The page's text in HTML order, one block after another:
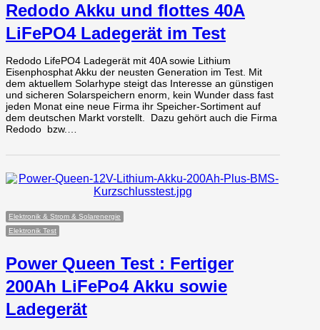
Redodo Akku und flottes 40A
LiFePO4 Ladegerät im Test
Redodo LifePO4 Ladegerät mit 40A sowie Lithium
Eisenphosphat Akku der neusten Generation im Test. Mit
dem aktuellem Solarhype steigt das Interesse an günstigen
und sicheren Solarspeichern enorm, kein Wunder dass fast
jeden Monat eine neue Firma ihr Speicher-Sortiment auf
dem deutschen Markt vorstellt. Dazu gehört auch die Firma
Redodo bzw.…
Elektronik & Strom & Solarenergie
Elektronik Test
Power Queen Test : Fertiger
200Ah LiFePo4 Akku sowie
Ladegerät